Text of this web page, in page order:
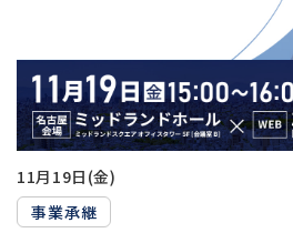
11月19日(金)
事業承継